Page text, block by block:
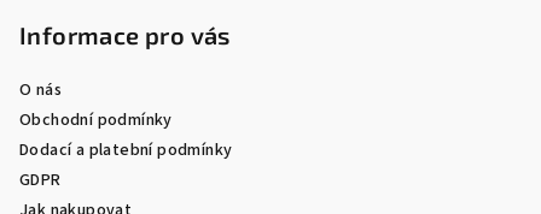
Informace pro vás
O nás
Obchodní podmínky
Dodací a platební podmínky
GDPR